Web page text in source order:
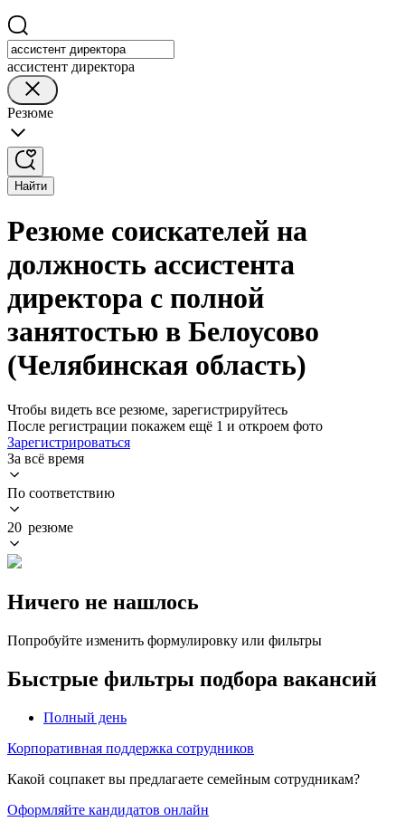
ассистент директора
Резюме
Найти
Резюме соискателей на
должность ассистента
директора с полной
занятостью в Белоусово
(Челябинская область)
Чтобы видеть все резюме, зарегистрируйтесь
После регистрации покажем ещё 1 и откроем фото
Зарегистрироваться
За всё время
По соответствию
20 резюме
Ничего не нашлось
Попробуйте изменить формулировку или фильтры
Быстрые фильтры подбора вакансий
Полный день
Корпоративная поддержка сотрудников
Какой соцпакет вы предлагаете семейным сотрудникам?
Оформляйте кандидатов онлайн